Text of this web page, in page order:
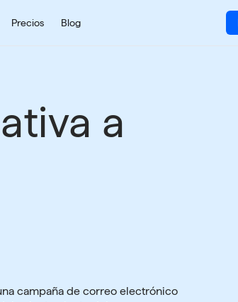
Precios Blog
a
campaña de correo electrónico